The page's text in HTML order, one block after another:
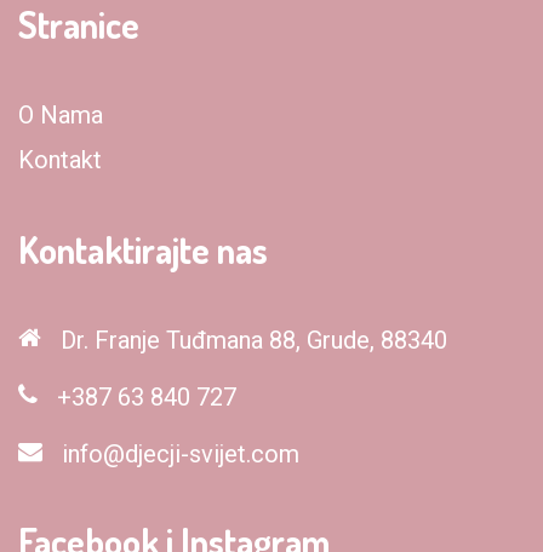
Stranice
O Nama
Kontakt
Kontaktirajte nas
Dr. Franje Tuđmana 88, Grude, 88340
+387 63 840 727
info@djecji-svijet.com
Facebook i Instagram